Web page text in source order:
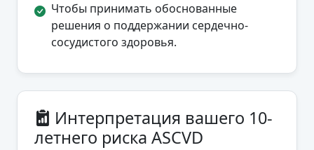
Чтобы принимать обоснованные
решения о поддержании сердечно-
сосудистого здоровья.
Интерпретация вашего 10-
летнего риска ASCVD